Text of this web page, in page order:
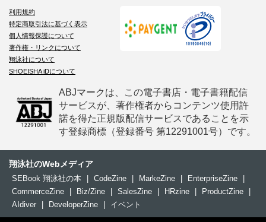
利用規約
特定商取引法に基づく表示
個人情報保護について
著作権・リンクについて
翔泳社について
SHOEISHA iDについて
ABJマークは、この電子書店・電子書籍配信
サービスが、著作権者からコンテンツ使用許
諾を得た正規版配信サービスであることを示
す登録商標（登録番号 第12291001号）です。
翔泳社のWebメディア
SEBook 翔泳社の本 CodeZine MarkeZine EnterpriseZine
CommerceZine
Biz/Zine SalesZine HRzine ProductZine
AIdiver
DeveloperZine イベント